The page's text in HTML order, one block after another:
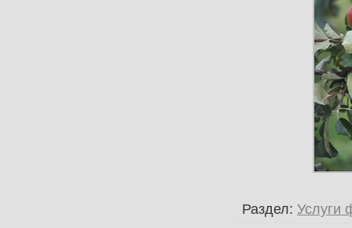
Раздел: Услуги